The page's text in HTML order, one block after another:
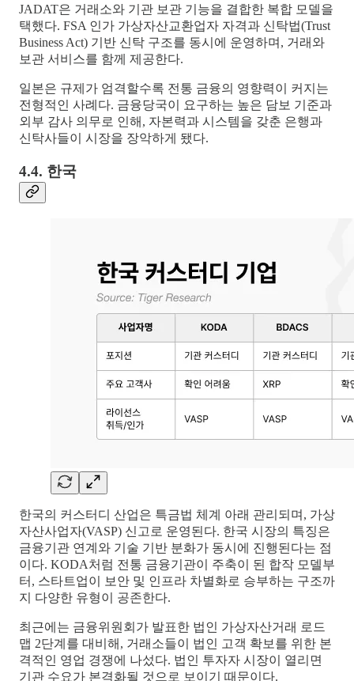
JADAT은 거래소와 기관 보관 기능을 결합한 복합 모델을
택했다. FSA 인가 가상자산교환업자 자격과 신탁법(Trust
Business Act) 기반 신탁 구조를 동시에 운영하며, 거래와
보관 서비스를 함께 제공한다.
일본은 규제가 엄격할수록 전통 금융의 영향력이 커지는
전형적인 사례다. 금융당국이 요구하는 높은 담보 기준과
외부 감사 의무로 인해, 자본력과 시스템을 갖춘 은행과
신탁사들이 시장을 장악하게 됐다.
4.4. 한국
한국의 커스터디 산업은 특금법 체계 아래 관리되며, 가상
자산사업자(VASP) 신고로 운영된다. 한국 시장의 특징은
금융기관 연계와 기술 기반 분화가 동시에 진행된다는 점
이다. KODA처럼 전통 금융기관이 주축이 된 합작 모델부
터, 스타트업이 보안 및 인프라 차별화로 승부하는 구조까
지 다양한 유형이 공존한다.
최근에는 금융위원회가 발표한 법인 가상자산거래 로드
맵 2단계를 대비해, 거래소들이 법인 고객 확보를 위한 본
격적인 영업 경쟁에 나섰다. 법인 투자자 시장이 열리면
기관 수요가 본격화될 것으로 보이기 때문이다.